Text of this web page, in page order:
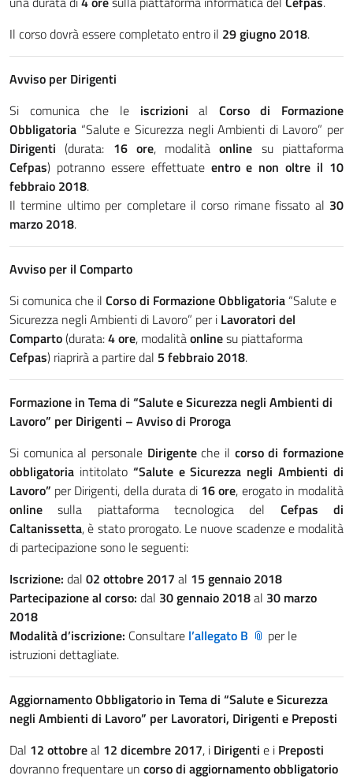
Il corso dovrà essere completato entro il 29 giugno 2018.
Avviso per Dirigenti
Si comunica che le iscrizioni al Corso di Formazione
Obbligatoria “Salute e Sicurezza negli Ambienti di Lavoro” per
Dirigenti (durata: 16 ore, modalitàonline su piattaforma
Cefpas) potranno essere effettuate entro e non oltre il 10
febbraio 2018.
Il termine ultimo per completare il corso rimane fissato al 30
marzo 2018.
Avviso per il Comparto
Si comunica che il Corso di Formazione Obbligatoria “Salute e
Sicurezza negli Ambienti di Lavoro” per i Lavoratori del
Comparto(durata:4 ore, modalitàonlinesu piattaforma
Cefpas) riaprirà a partire dal 5 febbraio 2018.
Formazione in Tema di “Salute e Sicurezza negli Ambienti di
Lavoro” per Dirigenti – Avviso di Proroga
Si comunica al personale Dirigenteche il corso di formazione
obbligatoria intitolato “Salute e Sicurezza negli Ambienti di
Lavoro” per Dirigenti, della durata di 16 ore, erogato in modalità
online sulla piattaforma tecnologica del Cefpas di
Caltanissetta, è stato prorogato. Le nuove scadenze e modalità
di partecipazione sono le seguenti:
Iscrizione: dal 02 ottobre 2017 al 15 gennaio 2018
Partecipazione al corso: dal 30 gennaio 2018al 30 marzo
2018
Modalità d’iscrizione: Consultare l’allegato B
per le
istruzioni dettagliate.
Aggiornamento Obbligatorio in Tema di “Salute e Sicurezza
negli Ambienti di Lavoro” per Lavoratori, Dirigenti e Preposti
Dal 12 ottobreal 12 dicembre 2017, i Dirigenti e i Preposti
dovranno frequentare un corso di aggiornamento obbligatorio